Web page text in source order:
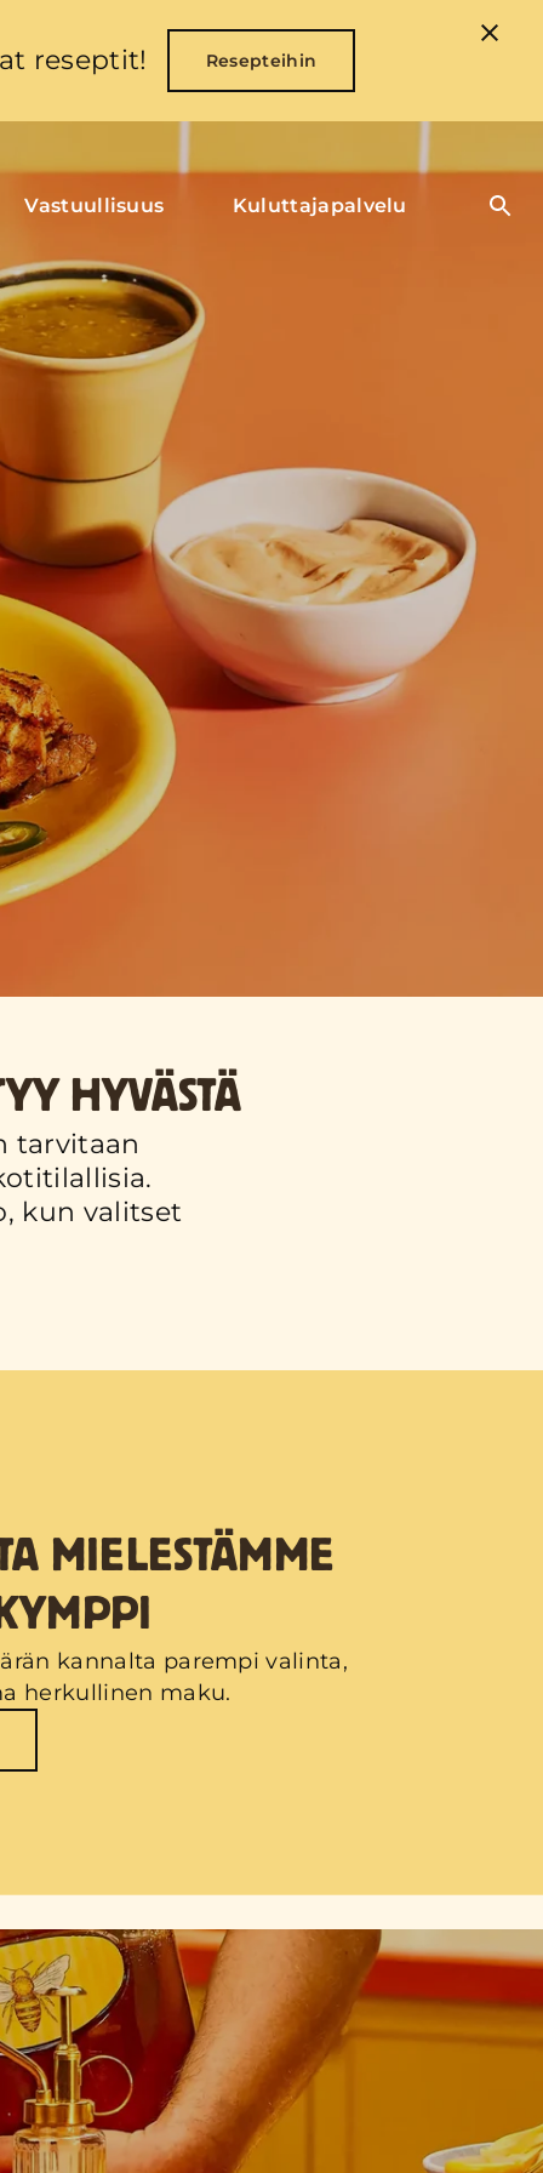
reseptit! Resepteihin
Vastuullisuus Kuluttajapalvelu
HYVÄSTÄ
tarvitaan
kun valitset
MIELESTÄMME
kannalta parempi valinta,
herkullinen maku.